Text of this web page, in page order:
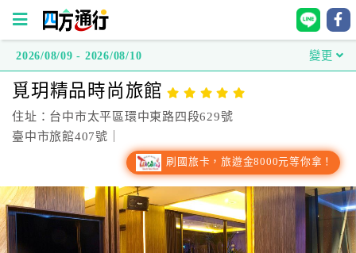
方
通
行
2026/08/09 - 2026/08/10 變更
覓玥精品時尚旅館
住址：台中市太平區環中東路四段629號
臺中市旅館407號｜
刷國旅卡，旅遊金8000元等你拿！